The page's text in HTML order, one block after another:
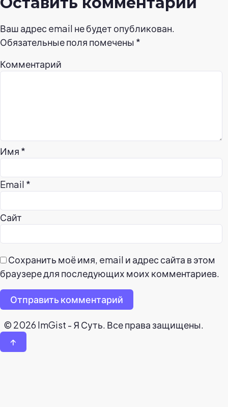
Ваш адрес email не будет опубликован.
Обязательные поля помечены *
Комментарий
Имя *
Email *
Сайт
Сохранить моё имя, email и адрес сайта в этом
браузере для последующих моих комментариев.
Отправить комментарий
© 2026 ImGist - Я Суть. Все права защищены.
↑